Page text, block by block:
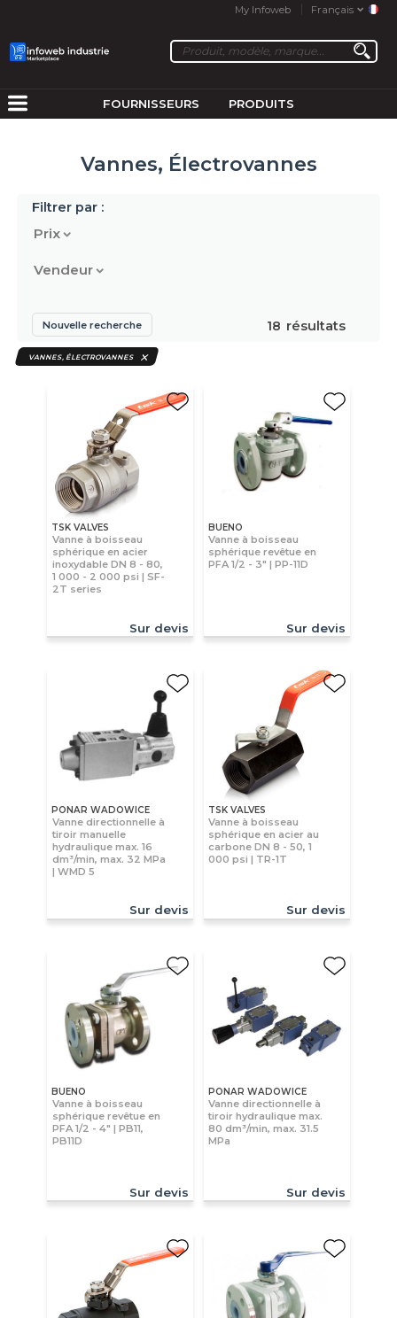
My Infoweb Français
FOURNISSEURS PRODUITS
Vannes, Électrovannes
Filtrer par :
Prix
Vendeur
18 résultats
Nouvelle recherche
VANNES, ÉLECTROVANNES
TSK VALVES
Vanne à boisseau
sphérique en acier
inoxydable DN 8 - 80,
1 000 - 2 000 psi | SF-
2T series
Sur devis
BUENO
Vanne à boisseau
sphérique revêtue en
PFA 1/2 - 3" | PP-11D
Sur devis
PONAR WADOWICE
Vanne directionnelle à
tiroir manuelle
hydraulique max. 16
dm³/min, max. 32 MPa
| WMD 5
Sur devis
TSK VALVES
Vanne à boisseau
sphérique en acier au
carbone DN 8 - 50, 1
000 psi | TR-1T
Sur devis
BUENO
Vanne à boisseau
sphérique revêtue en
PFA 1/2 - 4" | PB11,
PB11D
Sur devis
PONAR WADOWICE
Vanne directionnelle à
tiroir hydraulique max.
80 dm³/min, max. 31.5
MPa
Sur devis